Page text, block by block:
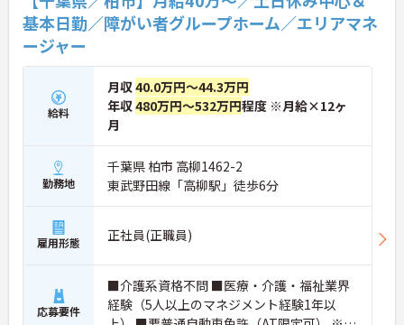
【「看取り・難病ケアのプロ」として成長できる環
境が整っています】
・がん末期・神経難病の方に特化したホスピス型住
宅ならではの専門的なスキルを、日常業務の中で習
得することができます
・入社時は先輩スタッフの同行訪問からスタートす
るため、訪問介護未経験の方も安心して業務に慣れ
ることができます
・訪問診療医と24時間連携し、チームで看取りに取
り組む体制が整っているため、「看取りのプロ」と
して他施設では得られない経験を積むことができま
【頑張りがしっかり給与・評価に反映される職場で
す】
・介護福祉士手当25,000円、処遇改善手当78,000
・入社半年でリーダーを任されたスタッフの実績が
あるなど、年次にかかわらず頑張りが評価され、キ
基本日勤／障がい者グループホーム／エリアマネ
ージャー
給料
月収40.0万円～44.3万円
年収480万円～532万円程度 ※月給×12ヶ
月
勤務地
千葉県 柏市 高柳1462-2
東武野田線「高柳駅」徒歩6分
雇用形態 正社員(正職員)
応募要件
■介護系資格不問 ■医療・介護・福祉業界
経験（5人以上のマネジメント経験1年以